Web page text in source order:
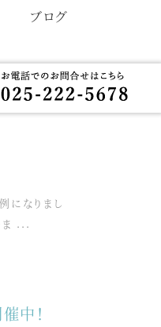
ブログ
になりまし
ま ...
中！